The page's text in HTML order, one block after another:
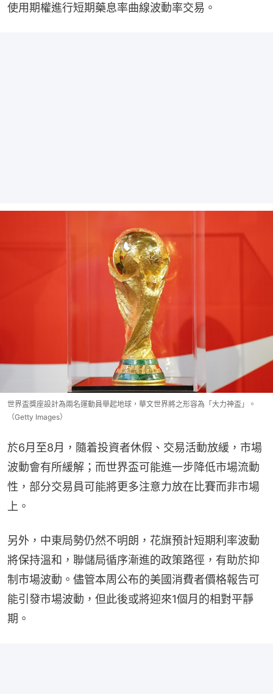
使用期權進行短期藥息率曲線波動率交易。
世界盃獎座設計為兩名運動員舉起地球，華文世界將之形容為「大力神盃」。
（Getty Images）
於6月至8月，隨着投資者休假、交易活動放緩，市場
波動會有所緩解；而世界盃可能進一步降低市場流動
性，部分交易員可能將更多注意力放在比賽而非市場
上。
另外，中東局勢仍然不明朗，花旗預計短期利率波動
將保持溫和，聯儲局循序漸進的政策路徑，有助於抑
制市場波動。儘管本周公布的美國消費者價格報告可
能引發市場波動，但此後或將迎來1個月的相對平靜
期。